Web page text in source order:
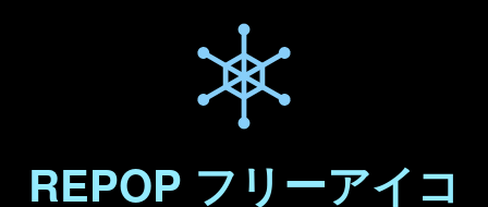
REPOP フリーアイコ